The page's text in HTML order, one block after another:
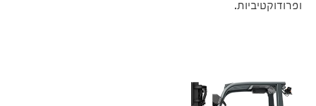
ופרודוקטיביות.